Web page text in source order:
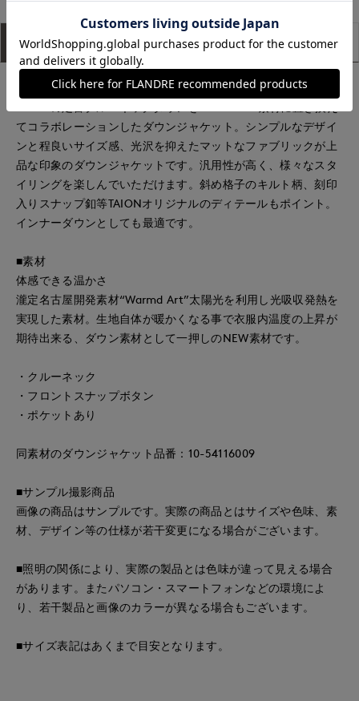
アイテム説明 サイズ詳細 購入レビュー
■デザイン
てコラボレーションしたダウンジャケット。シンプルなデザイ
ンと程良いサイズ感、光沢を抑えたマットなファブリックが上
品な印象のダウンジャケットです。汎用性が高く、様々なスタ
イリングを楽しんでいただけます。斜め格子のキルト柄、刻印
入りスナップ釦等TAIONオリジナルのディテールもポイント。
インナーダウンとしても最適です。
■素材
体感できる温かさ
瀧定名古屋開発素材“Warmd Art”太陽光を利用し光吸収発熱を
実現した素材。生地自体が暖かくなる事で衣服内温度の上昇が
期待出来る、ダウン素材として一押しのNEW素材です。
・クルーネック
・フロントスナップボタン
・ポケットあり
同素材のダウンジャケット品番：10-54116009
■サンプル撮影商品
画像の商品はサンプルです。実際の商品とはサイズや色味、素
材、デザイン等の仕様が若干変更になる場合がございます。
■照明の関係により、実際の製品とは色味が違って見える場合
があります。またパソコン・スマートフォンなどの環境によ
り、若干製品と画像のカラーが異なる場合もございます。
■サイズ表記はあくまで目安となります。